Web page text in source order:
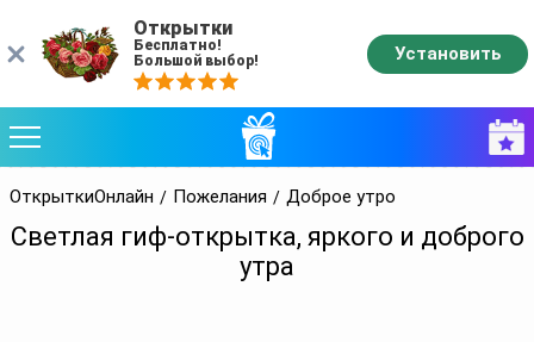
ОткрыткиОнлайн Пожелания Доброе утро
Светлая гиф-открытка, яркого и доброго
утра
Открытки
Бесплатно!
Большой выбор!
Установить